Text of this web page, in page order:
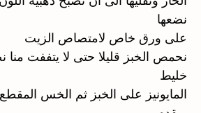
نضعها
على ورق خاص لامتصاص الزيت
نحمص الخبز قليلا حتى لا يتففت
خليط
المايونيز على الخبز ثم الخس